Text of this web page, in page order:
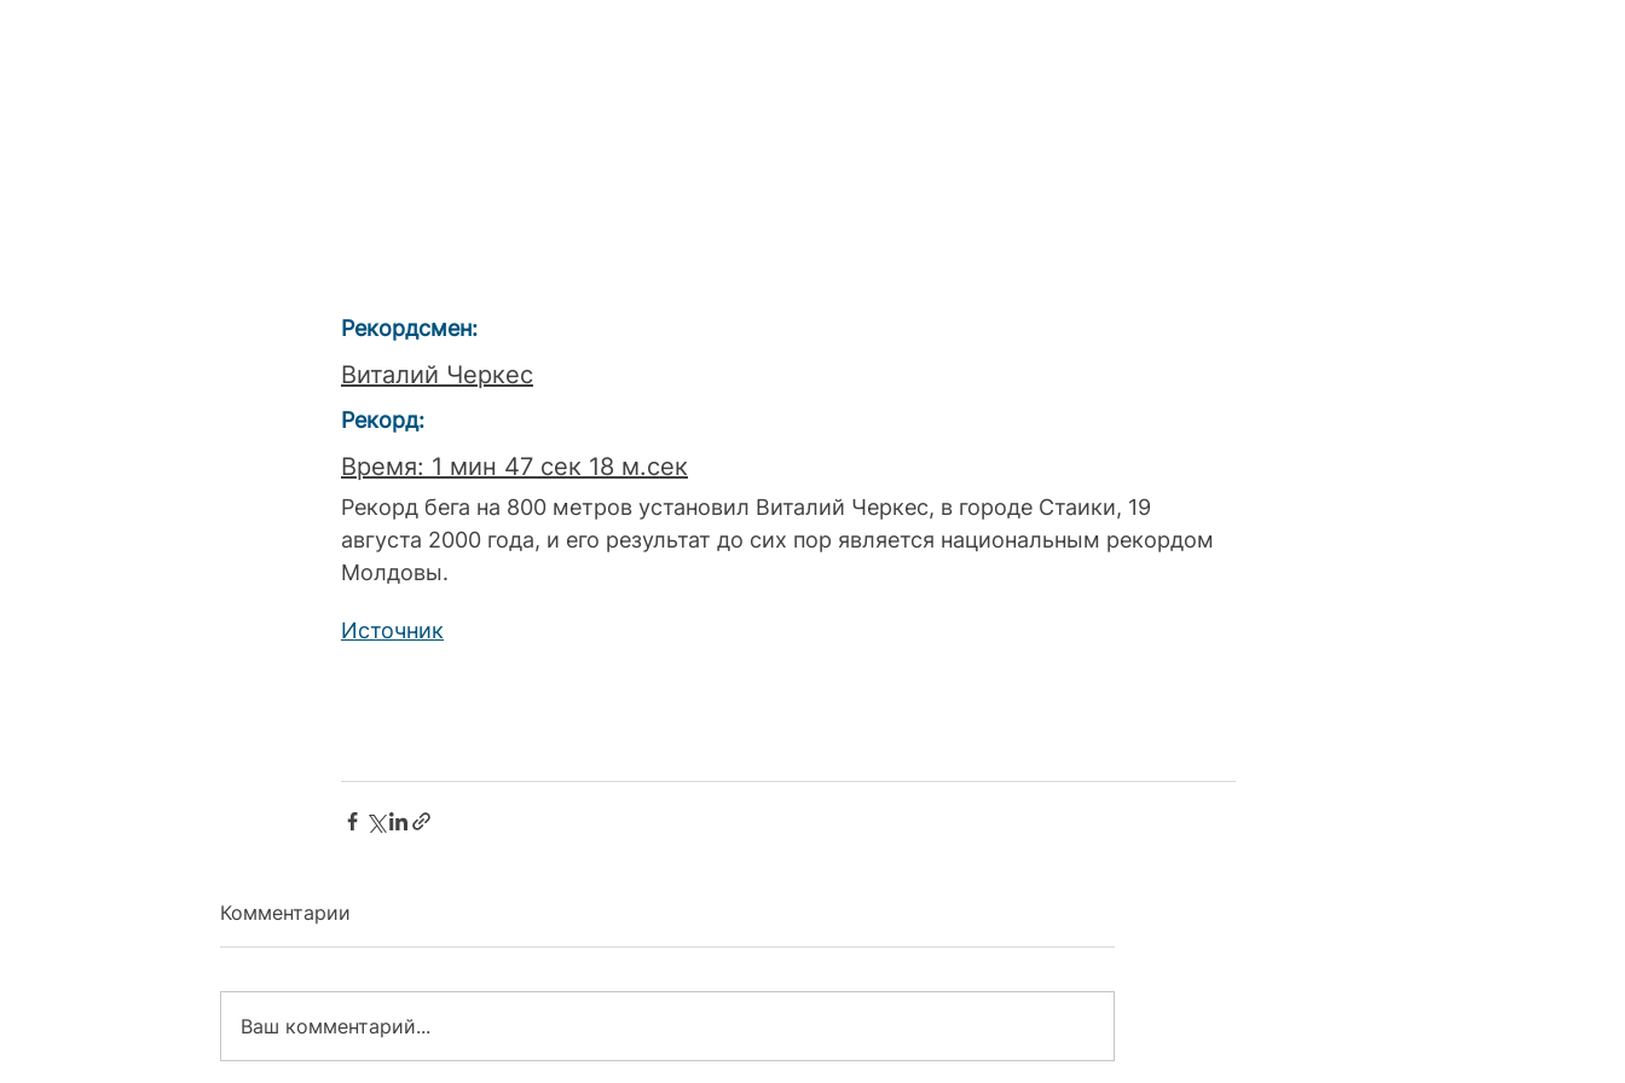
Рекордсмен:
Виталий Черкес
Рекорд:
Время: 1 мин 47 сек 18 м.сек
Рекорд бега на 800 метров установил Виталий Черкес, в городе Стаики, 19
августа 2000 года, и его результат до сих пор является национальным рекордом
Молдовы.
Источник
Комментарии
Ваш комментарий...